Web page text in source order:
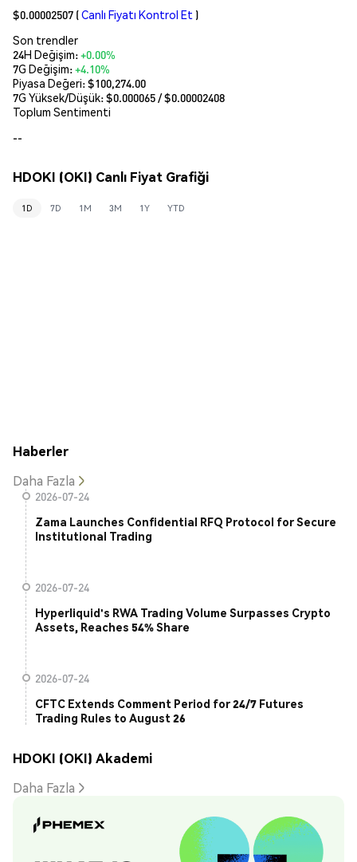
$0.00002507 (Canlı Fiyatı Kontrol Et )
Son trendler
24H Değişim:+0.00%
7G Değişim:+4.10%
Piyasa Değeri:$100,274.00
7G Yüksek/Düşük: $0.000065/ $0.00002408
Toplum Sentimenti
--
HDOKI (OKI) Canlı Fiyat Grafiği
1D 7D 1M 3M 1Y YTD
Haberler
Daha Fazla
2026-07-24
Zama Launches Confidential RFQ Protocol for Secure
Institutional Trading
2026-07-24
Hyperliquid's RWA Trading Volume Surpasses Crypto
Assets, Reaches 54% Share
2026-07-24
CFTC Extends Comment Period for 24/7 Futures
Trading Rules to August 26
HDOKI (OKI) Akademi
Daha Fazla